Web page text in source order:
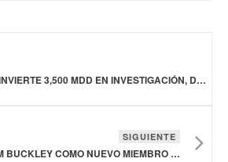
ASTRAZENECA INVIERTE 3,500 MDD EN INVESTIGACIÓN, DESARROLLO Y FABRICACIÓN EN ESTADOS UNIDOS
SIGUIENTE
PFIZER ANUNCIA A TIM BUCKLEY COMO NUEVO MIEMBRO DE SU JUNTA DIRECTIVA